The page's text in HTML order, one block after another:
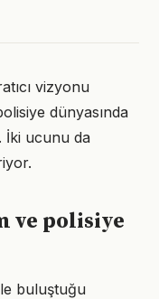
vizyonu
dünyasında
İki ucunu da
ve polisiye
buluştuğu